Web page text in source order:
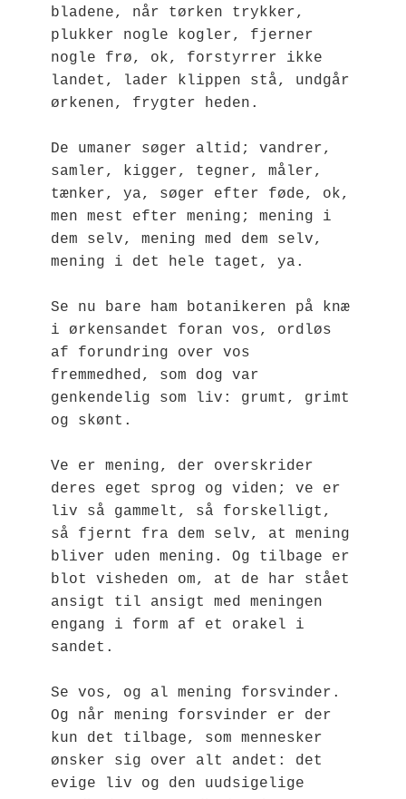
bladene, når tørken trykker,
plukker nogle kogler, fjerner
nogle frø, ok, forstyrrer ikke
landet, lader klippen stå, undgår
ørkenen, frygter heden.
De umaner søger altid; vandrer,
samler, kigger, tegner, måler,
tænker, ya, søger efter føde, ok,
men mest efter mening; mening i
dem selv, mening med dem selv,
mening i det hele taget, ya.
Se nu bare ham botanikeren på knæ
i ørkensandet foran vos, ordløs
af forundring over vos
fremmedhed, som dog var
genkendelig som liv: grumt, grimt
og skønt.
Ve er mening, der overskrider
deres eget sprog og viden; ve er
liv så gammelt, så forskelligt,
så fjernt fra dem selv, at mening
bliver uden mening. Og tilbage er
blot visheden om, at de har stået
ansigt til ansigt med meningen
engang i form af et orakel i
sandet.
Se vos, og al mening forsvinder.
Og når mening forsvinder er der
kun det tilbage, som mennesker
ønsker sig over alt andet: det
evige liv og den uudsigelige